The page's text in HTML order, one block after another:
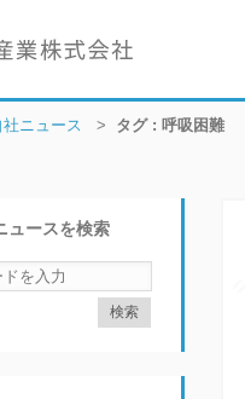
社ニュース > タグ : 呼吸困難
ュースを検索